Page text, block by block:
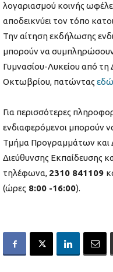
λογαριασμού κοινής
αποδεικνύει τον τόπο
Την αίτηση εκδήλωσης
μπορούν να
Γυμνασίου-Λυκείου από τη
Οκτωβρίου, πατώντας εδώ
Για περισσότερες
ενδιαφερόμενοι μπορούν
Τμήμα Προγραμμάτων και
Διεύθυνσης Εκπαίδευσης
τηλέφωνα, 2310 841109
(ώρες 8:00 -16:00).